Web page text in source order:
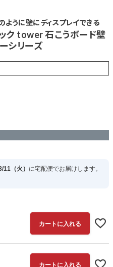
うに壁にディスプレイできる
ク tower 石こうボード壁
シリーズ
11（火） に宅配便でお届けします。
カートに入れる
カートに入れる